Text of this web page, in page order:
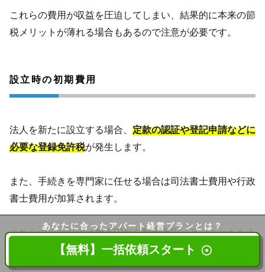
これらの費用が収益を圧迫してしまい、結果的に本来の節
税メリットが薄れる場合もあるので注意が必要です。
設立時の初期費用
法人を新たに設立する場合、 定款の認証や登記申請などに
必要な登録免許税が発生します。
また、手続きを専門家に任せる場合は司法書士費用や行政
書士費用が加算されます。
これらの初期費用は数万円から数十万円に及ぶこともある
ため、事前に資金計画をしっかり立てておくことが大切で
す。
あなたに合った アパート経営プランとは？
【無料】一括依頼スタート